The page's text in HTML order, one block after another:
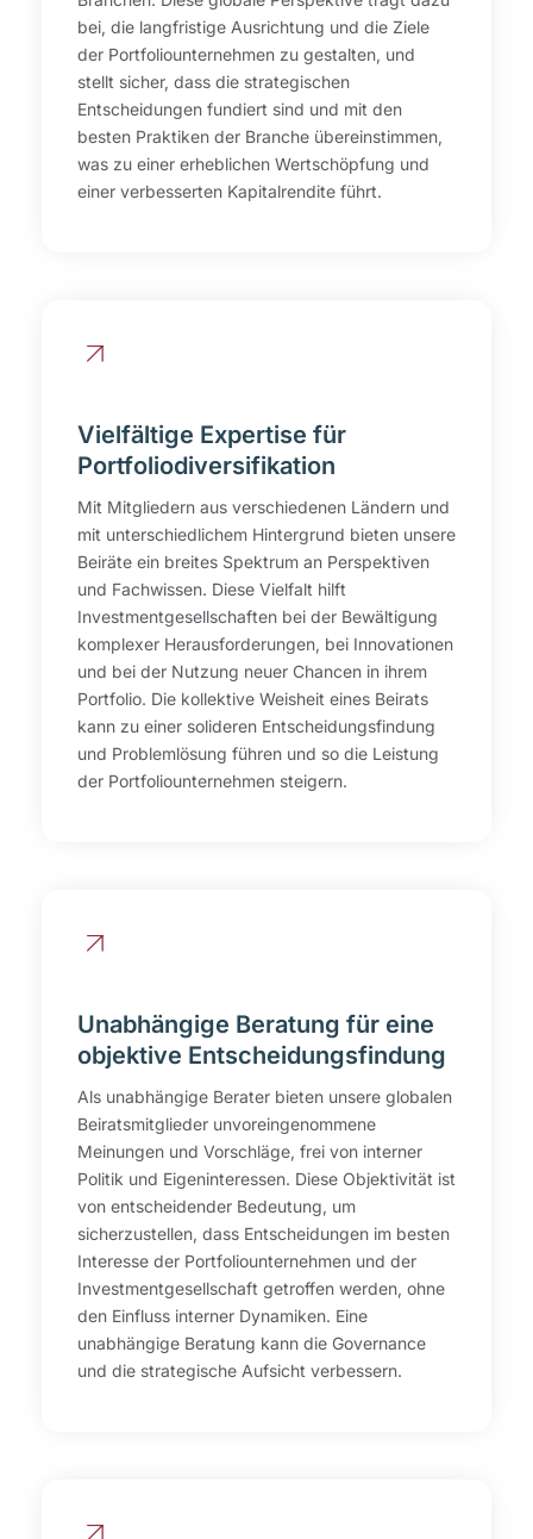
bei, die langfristige Ausrichtung und die Ziele
der Portfoliounternehmen zu gestalten, und
stellt sicher, dass die strategischen
Entscheidungen fundiert sind und mit den
besten Praktiken der Branche übereinstimmen,
was zu einer erheblichen Wertschöpfung und
einer verbesserten Kapitalrendite führt.
Vielfältige Expertise für
Portfoliodiversifikation
Mit Mitgliedern aus verschiedenen Ländern und
mit unterschiedlichem Hintergrund bieten unsere
Beiräte ein breites Spektrum an Perspektiven
und Fachwissen. Diese Vielfalt hilft
Investmentgesellschaften bei der Bewältigung
komplexer Herausforderungen, bei Innovationen
und bei der Nutzung neuer Chancen in ihrem
Portfolio. Die kollektive Weisheit eines Beirats
kann zu einer solideren Entscheidungsfindung
und Problemlösung führen und so die Leistung
der Portfoliounternehmen steigern.
Unabhängige Beratung für eine
objektive Entscheidungsfindung
Als unabhängige Berater bieten unsere globalen
Beiratsmitglieder unvoreingenommene
Meinungen und Vorschläge, frei von interner
Politik und Eigeninteressen. Diese Objektivität ist
von entscheidender Bedeutung, um
sicherzustellen, dass Entscheidungen im besten
Interesse der Portfoliounternehmen und der
Investmentgesellschaft getroffen werden, ohne
den Einfluss interner Dynamiken. Eine
unabhängige Beratung kann die Governance
und die strategische Aufsicht verbessern.